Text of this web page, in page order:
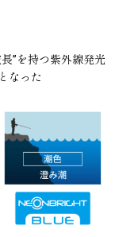
”を持つ紫外線発光
なった